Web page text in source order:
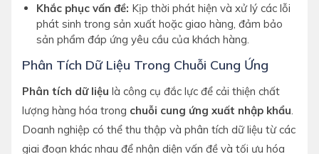
Khắc phục vấn đề: Kịp thời phát hiện và xử lý các lỗi
phát sinh trong sản xuất hoặc giao hàng, đảm bảo
sản phẩm đáp ứng yêu cầu của khách hàng.
Phân Tích Dữ Liệu Trong Chuỗi Cung Ứng
Phân tích dữ liệu là công cụ đắc lực để cải thiện chất
lượng hàng hóa trong chuỗi cung ứng xuất nhập khẩu.
Doanh nghiệp có thể thu thập và phân tích dữ liệu từ các
giai đoạn khác nhau để nhận diện vấn đề và tối ưu hóa